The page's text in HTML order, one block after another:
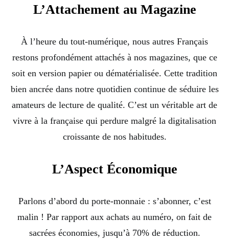
L’Attachement au Magazine
À l’heure du tout-numérique, nous autres Français
restons profondément attachés à nos magazines, que ce
soit en version papier ou dématérialisée. Cette tradition
bien ancrée dans notre quotidien continue de séduire les
amateurs de lecture de qualité. C’est un véritable art de
vivre à la française qui perdure malgré la digitalisation
croissante de nos habitudes.
L’Aspect Économique
Parlons d’abord du porte-monnaie : s’abonner, c’est
malin ! Par rapport aux achats au numéro, on fait de
sacrées économies, jusqu’à 70% de réduction.